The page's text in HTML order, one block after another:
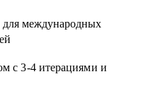
визе талантов О1 /
для международных
с 3-4 итерациями и